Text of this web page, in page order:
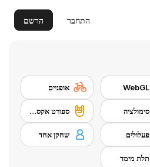
התחבר הרשם
WebGL אופניים
סימולציה ספורט אקסטרים
פעלולים שחקן אחד
תלת מימד